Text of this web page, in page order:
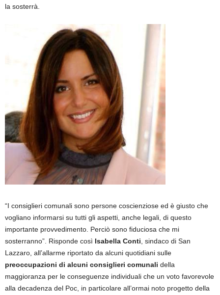
la sosterrà.
“I consiglieri comunali sono persone coscienziose ed è giusto che
vogliano informarsi su tutti gli aspetti, anche legali, di questo
importante provvedimento. Perciò sono fiduciosa che mi
sosterranno”. Risponde così Isabella Conti , sindaco di San
Lazzaro, all’allarme riportato da alcuni quotidiani sulle
preoccupazioni di alcuni consiglieri comunali della
maggioranza per le conseguenze individuali che un voto favorevole
alla decadenza del Poc, in particolare all’ormai noto progetto della